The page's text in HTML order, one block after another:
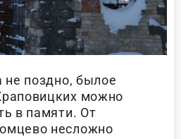
не поздно, былое
можно
в памяти. От
несложно